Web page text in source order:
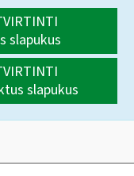
slapukus
slapukus